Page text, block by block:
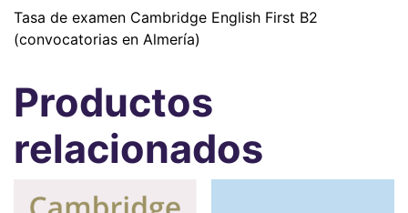
Tasa de examen Cambridge English First B2
(convocatorias en Almería)
Productos
relacionados